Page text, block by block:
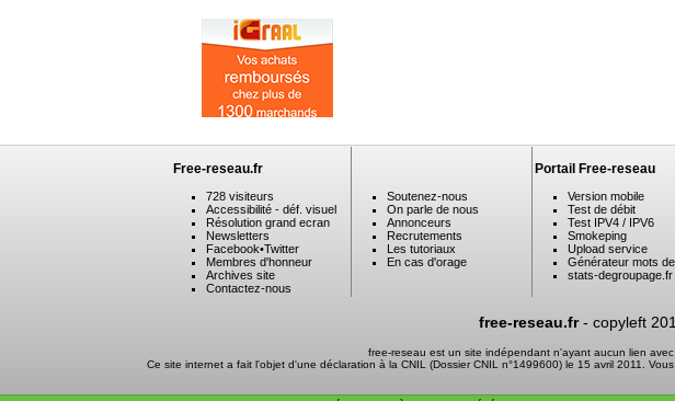
Free-reseau.fr
728 visiteurs
Accessibilité - déf. visuel
Résolution grand ecran
Newsletters
Facebook•Twitter
Membres d'honneur
Archives site
Contactez-nous
Soutenez-nous
On parle de nous
Annonceurs
Recrutements
Les tutoriaux
En cas d'orage
Portail Free-reseau
Version mobile
Test de débit
Test IPV4 / IPV6
Smokeping
Upload service
Générateur mots
stats-degroupage.fr
free-reseau.fr- copyleft
free-reseau est un site indépendant n'ayant aucun lien
Ce site internet a fait l'objet d'une déclaration à la CNIL (Dossier CNIL n°1499600) le 15 avril 2011.